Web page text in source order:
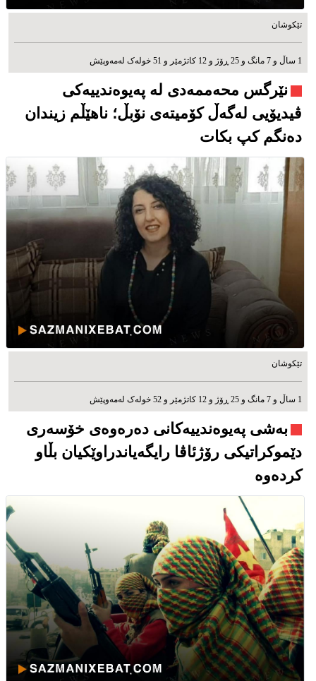
تێکوشان
1 ساڵ و 7 مانگ و 25 ڕۆژ و 12 کاتژمێر و 51 خوله‌ک له‌مه‌وپێش‌
نێرگس محەممەدی لە پەیوەندییەکی
ڤیدیۆیی لەگەڵ کۆمیتەی نۆبڵ؛ ناهێڵم زیندان
دەنگم كپ بكات
تێکوشان
1 ساڵ و 7 مانگ و 25 ڕۆژ و 12 کاتژمێر و 52 خوله‌ک له‌مه‌وپێش‌
بەشی پەیوەندییەکانی دەرەوەی خۆسەری
دێموکراتیکی رۆژئاڤا رایگەیاندراوێکیان بڵاو
کردەوە